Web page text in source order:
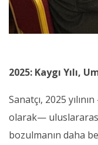
2025: Kaygı Yılı,
Sanatçı, 2025
olarak—
bozulmanın daha